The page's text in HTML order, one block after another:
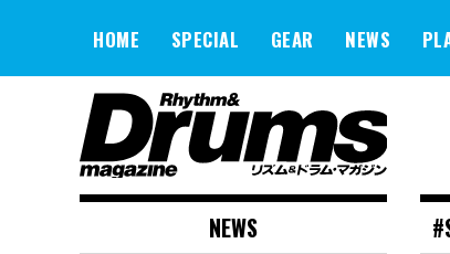
HOME SPECIAL GEAR NEWS
NEWS